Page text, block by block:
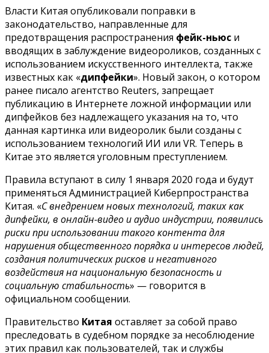
Власти Китая опубликовали поправки в
законодательство, направленные для
предотвращения распространения фейк-ньюс и
вводящих в заблуждение видеороликов, созданных с
использованием искусственного интеллекта, также
известных как «дипфейки». Новый закон, о котором
ранее писало агентство Reuters, запрещает
публикацию в Интернете ложной информации или
дипфейков без надлежащего указания на то, что
данная картинка или видеоролик были созданы с
использованием технологий ИИ или VR. Теперь в
Китае это является уголовным преступлением.
Правила вступают в силу 1 января 2020 года и будут
применяться Администрацией Киберпространства
Китая. «С внедрением новых технологий, таких как
дипфейки, в онлайн-видео и аудио индустрии, появились
риски при использовании такого контента для
нарушения общественного порядка и интересов людей,
создания политических рисков и негативного
воздействия на национальную безопасность и
социальную стабильность» — говорится в
официальном сообщении.
Правительство Китая оставляет за собой право
преследовать в судебном порядке за несоблюдение
этих правил как пользователей, так и службы